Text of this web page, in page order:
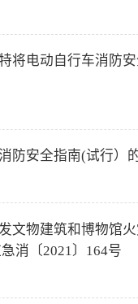
将电动自行车消防
防安全指南(试行）
文物建筑和博物馆
消〔2021〕164号